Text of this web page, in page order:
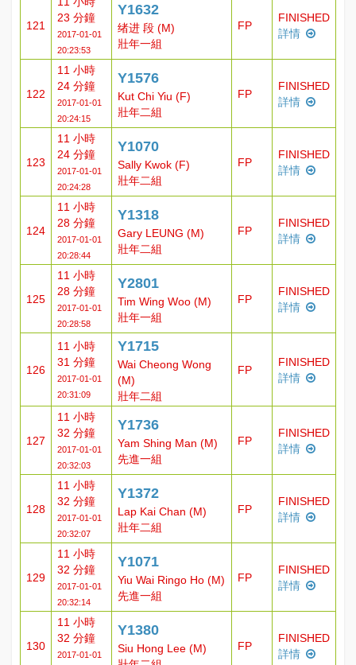
121
23 分鐘
2017-01-01
20:23:53
Y1632
绪进 段 (M)
壯年一組
FP
FINISHED
詳情
122
11 小時
24 分鐘
2017-01-01
20:24:15
Y1576
Kut Chi Yiu (F)
壯年二組
FP
FINISHED
詳情
123
11 小時
24 分鐘
2017-01-01
20:24:28
Y1070
Sally Kwok (F)
壯年二組
FP
FINISHED
詳情
124
11 小時
28 分鐘
2017-01-01
20:28:44
Y1318
Gary LEUNG (M)
壯年二組
FP
FINISHED
詳情
125
11 小時
28 分鐘
2017-01-01
20:28:58
Y2801
Tim Wing Woo (M)
壯年一組
FP
FINISHED
詳情
126
11 小時
31 分鐘
2017-01-01
20:31:09
Y1715
Wai Cheong Wong
(M)
壯年二組
FP
FINISHED
詳情
127
11 小時
32 分鐘
2017-01-01
20:32:03
Y1736
Yam Shing Man (M)
先進一組
FP
FINISHED
詳情
128
11 小時
32 分鐘
2017-01-01
20:32:07
Y1372
Lap Kai Chan (M)
壯年二組
FP
FINISHED
詳情
129
11 小時
32 分鐘
2017-01-01
20:32:14
Y1071
Yiu Wai Ringo Ho (M)
先進一組
FP
FINISHED
詳情
130
11 小時
32 分鐘
2017-01-01
Y1380
Siu Hong Lee (M)
FP
FINISHED
詳情